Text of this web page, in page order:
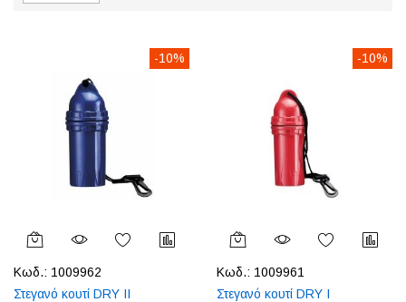
-10%
Κωδ.: 1009962
Στεγανό κουτί DRY IΙ
-10%
Κωδ.: 1009961
Στεγανό κουτί DRY I